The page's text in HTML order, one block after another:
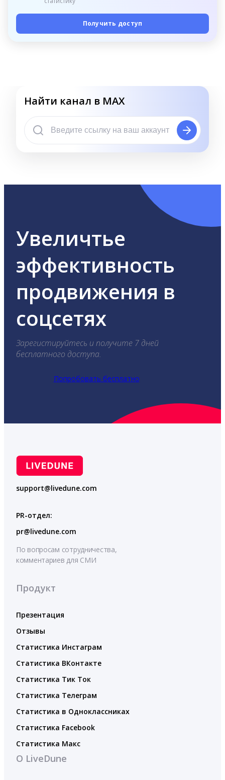
Получить доступ
Найти канал в MAX
Увеличтье
эффективность
продвижения в
соцсетях
Зарегистируйтесь и получите 7 дней
бесплатного доступа.
Попробовать бесплатно
support@livedune.com
PR-отдел:
pr@livedune.com
По вопросам сотрудничества,
комментариев для СМИ
Продукт
Презентация
Отзывы
Статистика Инстаграм
Статистика ВКонтакте
Статистика Тик Ток
Статистика Телеграм
Статистика в Одноклассниках
Статистика Facebook
Статистика Макс
О LiveDune